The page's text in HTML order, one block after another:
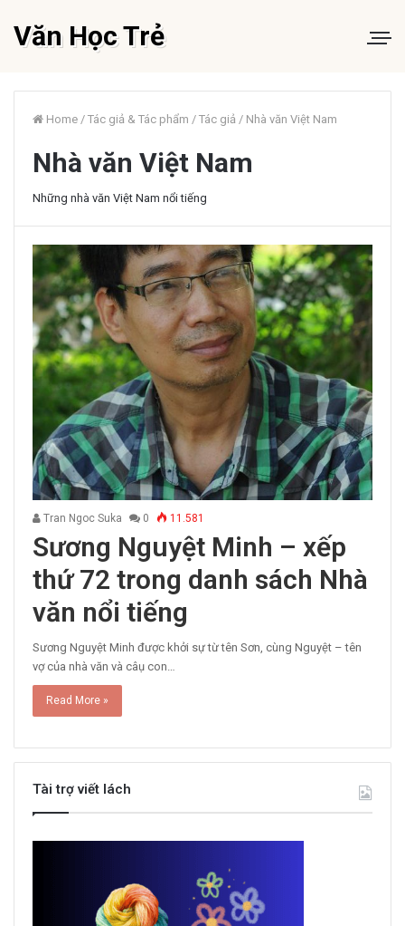
Văn Học Trẻ
Home / Tác giả & Tác phẩm / Tác giả / Nhà văn Việt Nam
Nhà văn Việt Nam
Những nhà văn Việt Nam nổi tiếng
Tran Ngoc Suka 0 11.581
Sương Nguyệt Minh – xếp
thứ 72 trong danh sách Nhà
văn nổi tiếng
Sương Nguyệt Minh được khởi sự từ tên Sơn, cùng Nguyệt – tên
vợ của nhà văn và câụ con…
Read More »
Tài trợ viết lách